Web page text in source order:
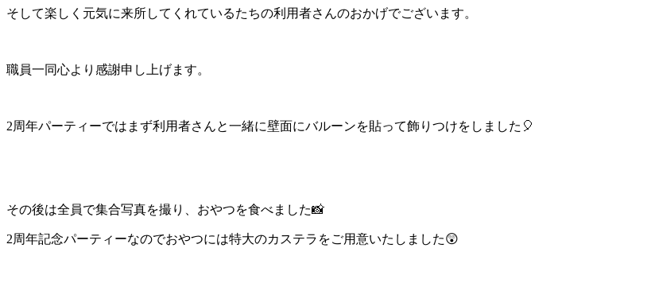
そして楽しく元気に来所してくれているたちの利用者さんのおかげでございます。
職員一同心より感謝申し上げます。
2周年パーティーではまず利用者さんと一緒に壁面にバルーンを貼って飾りつけをしました🎈
その後は全員で集合写真を撮り、おやつを食べました📸
2周年記念パーティーなのでおやつには特大のカステラをご用意いたしました😲